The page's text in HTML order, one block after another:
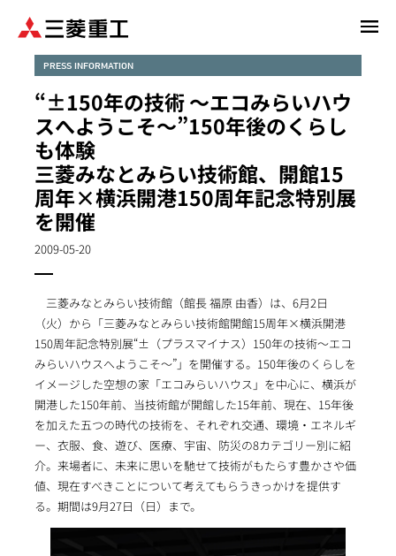
PRESS INFORMATION
“±150年の技術 ～エコみらいハウ
スへようこそ～”150年後のくらし
も体験
三菱みなとみらい技術館、開館15
周年×横浜開港150周年記念特別展
を開催
2009-05-20
三菱みなとみらい技術館（館長 福原 由香）は、6月2日
（火）から「三菱みなとみらい技術館開館15周年×横浜開港
150周年記念特別展“±（プラスマイナス）150年の技術～エコ
みらいハウスへようこそ～”」を開催する。150年後のくらしを
イメージした空想の家「エコみらいハウス」を中心に、横浜が
開港した150年前、当技術館が開館した15年前、現在、15年後
を加えた五つの時代の技術を、それぞれ交通、環境・エネルギ
ー、衣服、食、遊び、医療、宇宙、防災の8カテゴリー別に紹
介。来場者に、未来に思いを馳せて技術がもたらす豊かさや価
値、現在すべきことについて考えてもらうきっかけを提供す
る。期間は9月27日（日）まで。